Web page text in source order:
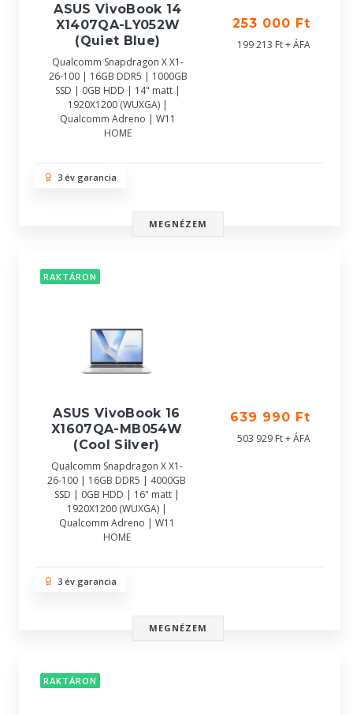
ASUS VivoBook 14
X1407QA-LY052W
(Quiet Blue)
Qualcomm Snapdragon X X1-
26-100 | 16GB DDR5 | 1000GB
SSD | 0GB HDD | 14" matt |
1920X1200 (WUXGA) |
Qualcomm Adreno | W11
HOME
253 000 Ft
199 213 Ft + ÁFA
3 év garancia
MEGNÉZEM
RAKTÁRON
ASUS VivoBook 16
X1607QA-MB054W
(Cool Silver)
Qualcomm Snapdragon X X1-
26-100 | 16GB DDR5 | 4000GB
SSD | 0GB HDD | 16" matt |
1920X1200 (WUXGA) |
Qualcomm Adreno | W11
HOME
639 990 Ft
503 929 Ft + ÁFA
3 év garancia
MEGNÉZEM
RAKTÁRON